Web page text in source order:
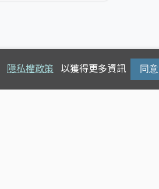
隱私權政策 以獲得更多資訊 同意